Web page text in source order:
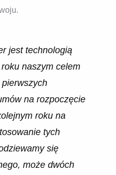
jest technologią
naszym celem
na rozpoczęcie
roku na
tych
się
może dwóch